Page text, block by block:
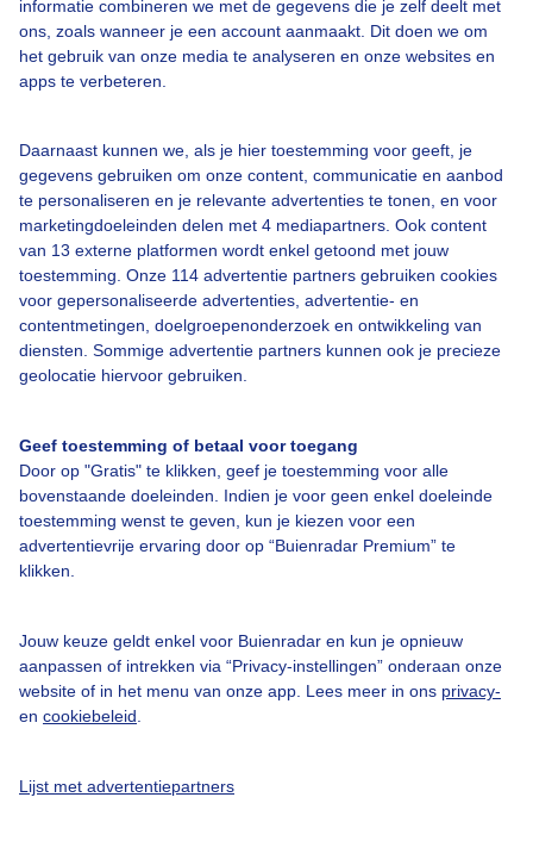
informatie combineren we met de gegevens die je zelf deelt met
ons, zoals wanneer je een account aanmaakt. Dit doen we om
het gebruik van onze media te analyseren en onze websites en
apps te verbeteren.
Daarnaast kunnen we, als je hier toestemming voor geeft, je
gegevens gebruiken om onze content, communicatie en aanbod
te personaliseren en je relevante advertenties te tonen, en voor
marketingdoeleinden delen met 4 mediapartners. Ook content
van 13 externe platformen wordt enkel getoond met jouw
toestemming. Onze 114 advertentie partners gebruiken cookies
voor gepersonaliseerde advertenties, advertentie- en
contentmetingen, doelgroepenonderzoek en ontwikkeling van
diensten. Sommige advertentie partners kunnen ook je precieze
geolocatie hiervoor gebruiken.
Geef toestemming of betaal voor toegang
Door op "Gratis" te klikken, geef je toestemming voor alle
bovenstaande doeleinden. Indien je voor geen enkel doeleinde
toestemming wenst te geven, kun je kiezen voor een
advertentievrije ervaring door op “Buienradar Premium” te
klikken.
Jouw keuze geldt enkel voor Buienradar en kun je opnieuw
aanpassen of intrekken via “Privacy-instellingen” onderaan onze
website of in het menu van onze app. Lees meer in ons privacy-
en cookiebeleid
Lijst met advertentiepartners
Over Buienradar
Bedrijfsgegevens
Veelgestelde vragen
Toegankelijkheid
Gebruikersvoorwaarden
Adverteren
Cookie beleid
Privacy instellingen